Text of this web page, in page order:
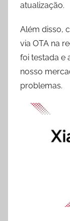
atualização.
Além disso,
via OTA na
foi testada e
nosso
problemas.